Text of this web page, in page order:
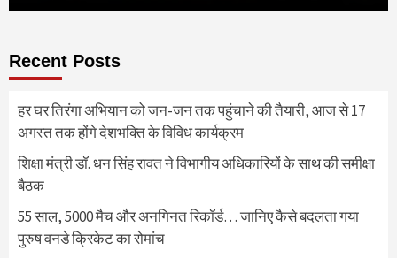
Recent Posts
हर घर तिरंगा अभियान को जन-जन तक पहुंचाने की तैयारी, आज से 17
अगस्त तक होंगे देशभक्ति के विविध कार्यक्रम
शिक्षा मंत्री डॉ. धन सिंह रावत ने विभागीय अधिकारियों के साथ की समीक्षा
बैठक
55 साल, 5000 मैच और अनगिनत रिकॉर्ड… जानिए कैसे बदलता गया
पुरुष वनडे क्रिकेट का रोमांच